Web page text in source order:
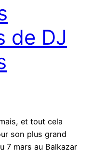
de DJ
et tout cela
son plus grand
7 mars au Balkazar